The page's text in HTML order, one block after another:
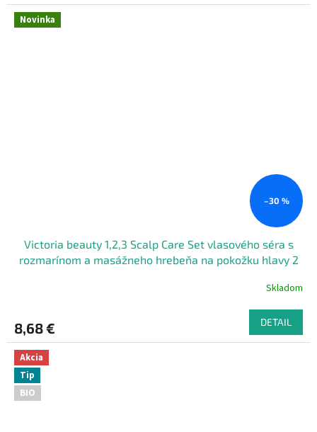
Novinka
–30 %
Victoria beauty 1,2,3 Scalp Care Set vlasového séra s
rozmarínom a masážneho hrebeňa na pokožku hlavy 2
Skladom
8,68 € DETAIL
Akcia
Tip
BIO